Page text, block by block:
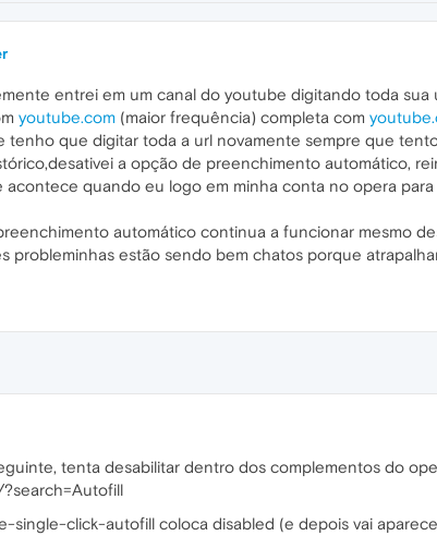
entrei em um canal do youtube digitando toda
youtube.com (maior frequência) completa com
tenho que digitar toda a url novamente sempre que
a opção de preenchimento automático,
acontece quando eu logo em minha conta no opera
automático continua a funcionar mesmo
probleminhas estão sendo bem chatos porque
tenta desabilitar dentro dos complementos do
single-click-autofill coloca disabled (e depois vai